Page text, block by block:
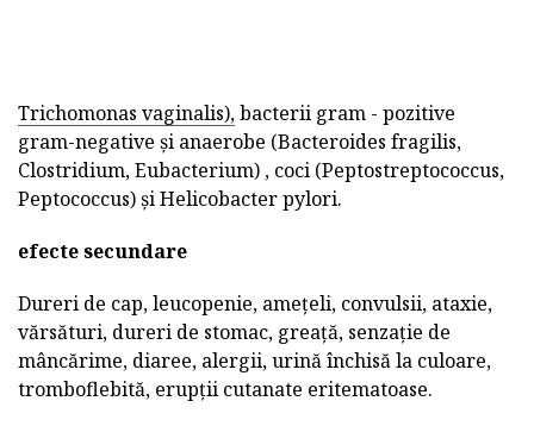
Trichomonas vaginalis),bacterii gram - pozitive
gram-negative și anaerobe (Bacteroides fragilis,
Clostridium, Eubacterium) , coci (Peptostreptococcus,
Peptococcus) și Helicobacter pylori.
efecte secundare
Dureri de cap, leucopenie, amețeli, convulsii, ataxie,
vărsături, dureri de stomac, greață, senzație de
mâncărime, diaree, alergii, urină închisă la culoare,
tromboflebită, erupții cutanate eritematoase.